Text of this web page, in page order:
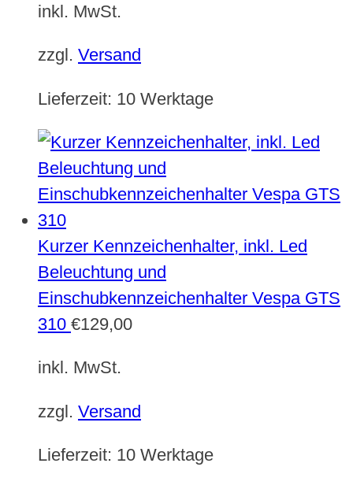
inkl. MwSt.
zzgl. Versand
Lieferzeit: 10 Werktage
Kurzer Kennzeichenhalter, inkl. Led
Beleuchtung und
Einschubkennzeichenhalter Vespa GTS
310 €129,00
inkl. MwSt.
zzgl. Versand
Lieferzeit: 10 Werktage